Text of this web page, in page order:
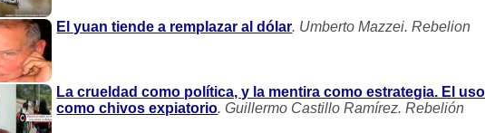
El yuan tiende a remplazar al dólar. Umberto Mazzei. Rebelion
La crueldad como política, y la mentira como estrategia. El
como chivos expiatorio. Guillermo Castillo Ramírez. Rebelión